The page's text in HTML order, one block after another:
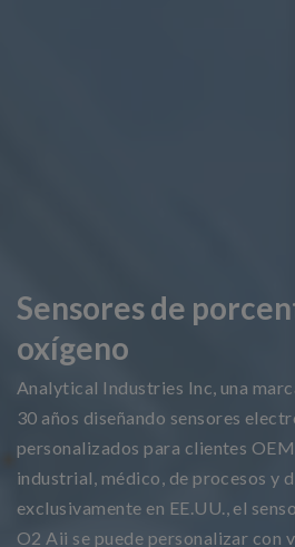
Sensores de
oxígeno
Analytical Industries Inc, una
30 años diseñando sensores
personalizados para clientes
industrial, médico, de procesos y
exclusivamente en EE.UU., el
O2 Aii se puede personalizar con